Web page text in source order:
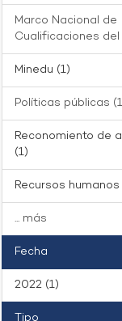
Marco Nacional de
Cualificaciones del
Minedu (1)
Políticas públicas
Reconomiento de
(1)
Recursos humanos
... más
Fecha
2022 (1)